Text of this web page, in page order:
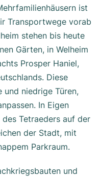
ist
Transportwege vorab
stehen bis heute
Gärten, in Welheim
Prosper Haniel,
Diese
und niedrige Türen,
In Eigen
Tetraeders auf der
der Stadt, mit
Parkraum.
und